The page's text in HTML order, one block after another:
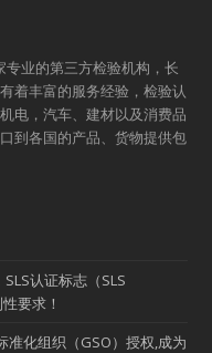
业的第三方检验机构，长
着丰富的服务经验，检验认
电，汽车、建材以及消费品
到各国的产品、货物提供包
认证标志（SLS
要求！
准化组织（GSO）授权,成为